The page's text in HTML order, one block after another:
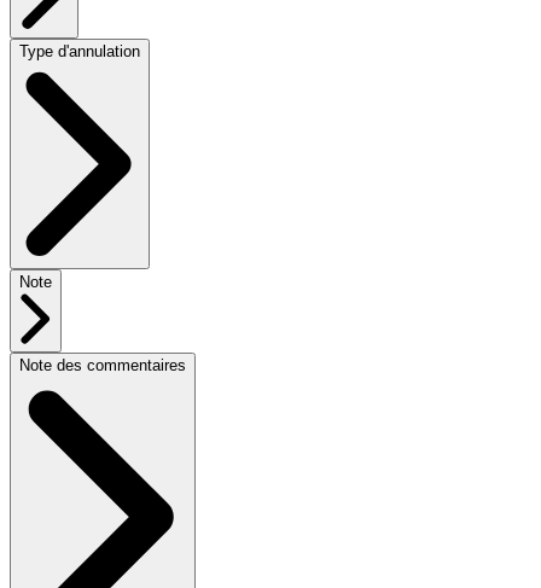
Type d'annulation
Note
Note des commentaires